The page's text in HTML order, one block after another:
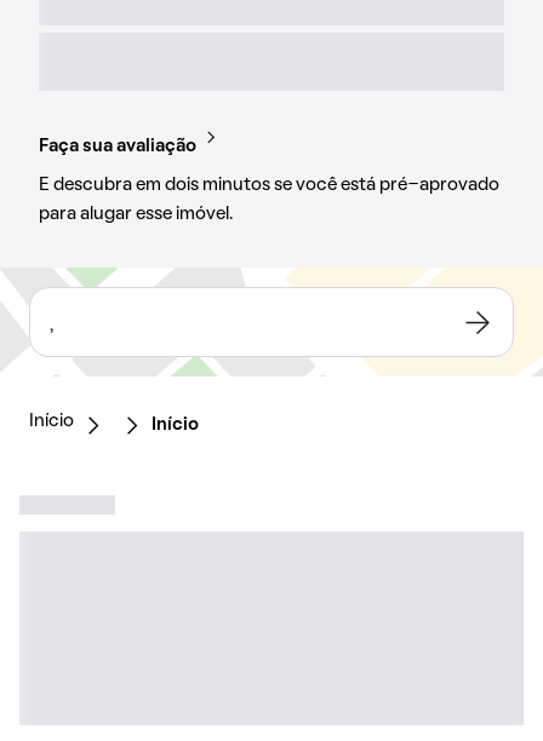
Faça sua avaliação
E descubra em dois minutos se você está pré-aprovado
para alugar esse imóvel.
,
Início Início